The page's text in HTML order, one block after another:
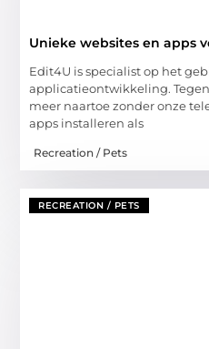
Unieke websites en apps
Edit4U is specialist op het
applicatieontwikkeling.
meer naartoe zonder onze
apps installeren als
Recreation / Pets
RECREATION / PETS